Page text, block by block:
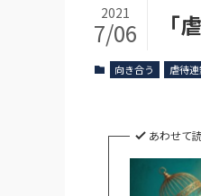
「
2021
7/06
向き合う 虐待
あわせて